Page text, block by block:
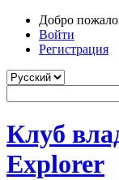
Добро
Войти
Регистрация
Клуб
Explorer